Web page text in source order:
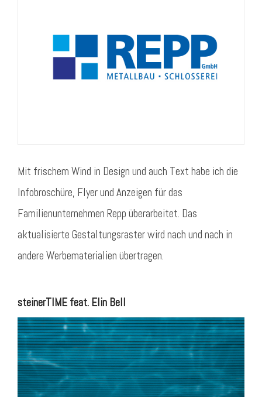
Mit frischem Wind in Design und auch Text habe ich die
Infobroschüre, Flyer und Anzeigen für das
Familienunternehmen Repp überarbeitet. Das
aktualisierte Gestaltungsraster wird nach und nach in
andere Werbematerialien übertragen.
steinerTIME feat. Elin Bell